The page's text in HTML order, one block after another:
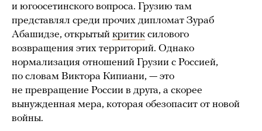
и югоосетинского вопроса. Грузию там
представлял среди прочих дипломат Зураб
Абашидзе, открытый критик силового
возвращения этих территорий. Однако
нормализация отношений Грузии с Россией,
по словам Виктора Кипиани, — это
не превращение России в друга, а скорее
вынужденная мера, которая обезопасит от новой
войны.